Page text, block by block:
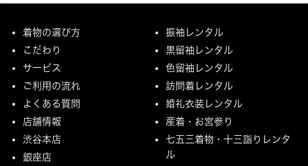
着物の選び方
こだわり
サービス
ご利用の流れ
よくある質問
店舗情報
渋谷本店
銀座店
振袖レンタル
黒留袖レンタル
色留袖レンタル
訪問着レンタル
婚礼衣装レンタル
産着・お宮参り
七五三着物・十三詣りレンタ
ル